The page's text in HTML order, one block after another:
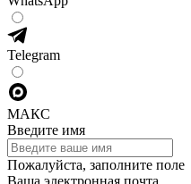
Telegram
МАКС
Введите имя
Пожалуйста, заполните поле